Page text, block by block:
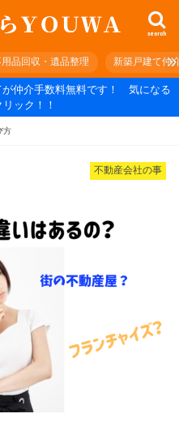
search
用品回収・遺品整理 新築戸建て仲
が仲介手数料無料です！ 気になる
ック！！
方
不動産会社の事